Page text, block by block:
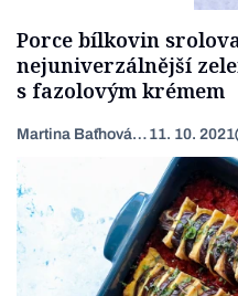
Porce bílkovin
nejuniverzálnější
s fazolovým krémem
Martina Baťhová (Lancingerová) 11. 10. 2021